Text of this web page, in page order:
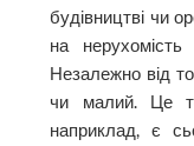
будівництві чи
на
Незалежно від
чи малий. Це
наприклад, є